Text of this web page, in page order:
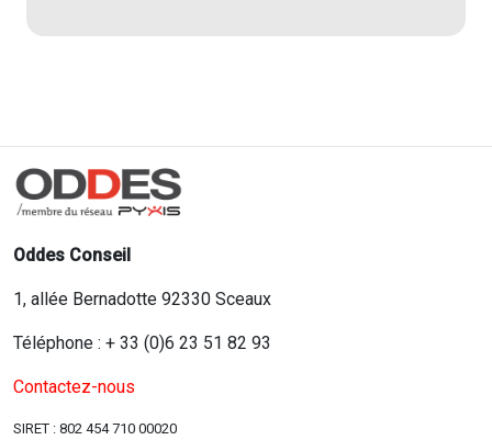
Oddes Conseil
1, allée Bernadotte 92330 Sceaux
Téléphone : + 33 (0)6 23 51 82 93
Contactez-nous
SIRET : 802 454 710 00020